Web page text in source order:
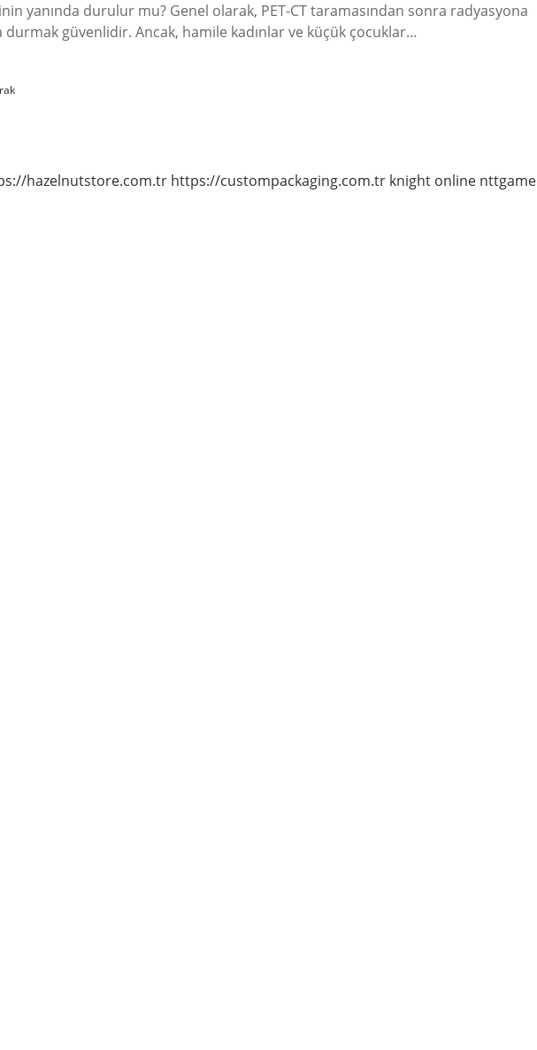
yanında durulur mu? Genel olarak, PET-CT taramasından sonra radyasyona
durmak güvenlidir. Ancak, hamile kadınlar ve küçük çocuklar…
hazelnutstore.com.tr https://custompackaging.com.tr knight online nttgame